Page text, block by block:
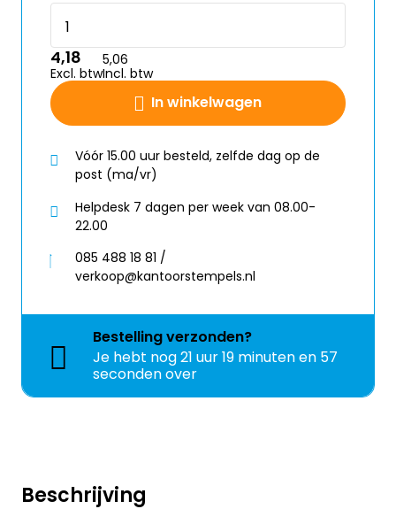
Beschrijving
In winkelwagen
4,18
Excl. btw
5,06
Incl. btw
Vóór 15.00 uur besteld, zelfde dag op de
post (ma/vr)
Helpdesk 7 dagen per week van 08.00-
22.00
085 488 18 81 /
verkoop@kantoorstempels.nl
Bestellingverzonden?
Je hebt nog21 uur 19 minuten en 56
seconden over